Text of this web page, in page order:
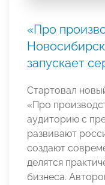
«Про
запускает
Стартовал
«Про
аудиторию с
развивают
создают
делятся
бизнеса.